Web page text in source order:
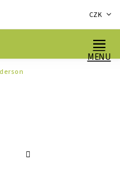
CZK